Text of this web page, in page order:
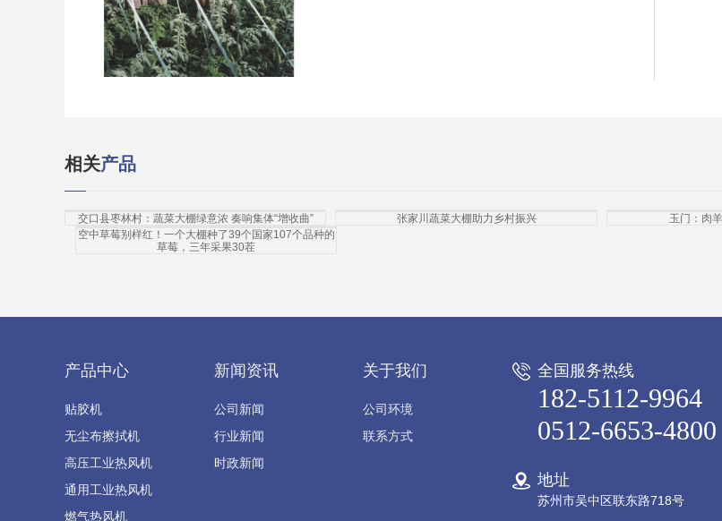
相关产品
交口县枣林村：蔬菜大棚绿意浓 奏响集体“增收曲” 张家川蔬菜大棚助力乡村振兴 玉门：肉
空中草莓别样红！一个大棚种了39个国家107个品种的
草莓，三年采果30茬
产品中心
贴胶机
无尘布擦拭机
高压工业热风机
通用工业热风机
燃气热风机
新闻资讯
公司新闻
行业新闻
时政新闻
关于我们
公司环境
联系方式
全国服务热线
182-5112-9964
0512-6653-4800
地址
苏州市吴中区联东路718号